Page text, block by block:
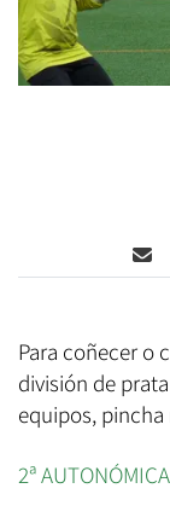
Para coñecer o
división de
equipos,
2ª